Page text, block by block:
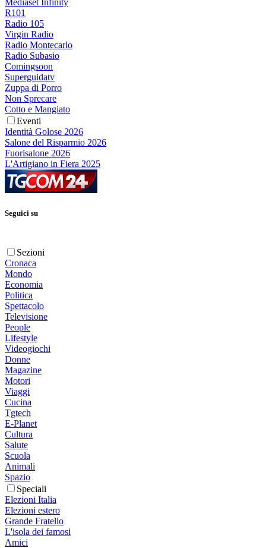
Mediaset Infinity
R101
Radio 105
Virgin Radio
Radio Montecarlo
Radio Subasio
Comingsoon
Superguidatv
Zuppa di Porro
Non Sprecare
Cotto e Mangiato
Eventi
Identità Golose 2026
Salone del Risparmio 2026
Fuorisalone 2026
L'Artigiano in Fiera 2025
Seguici su
Sezioni
Cronaca
Mondo
Economia
Politica
Spettacolo
Televisione
People
Lifestyle
Videogiochi
Donne
Magazine
Motori
Viaggi
Cucina
Tgtech
E-Planet
Cultura
Salute
Scuola
Animali
Spazio
Speciali
Elezioni Italia
Elezioni estero
Grande Fratello
L'isola dei famosi
Amici